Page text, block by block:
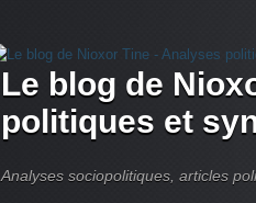
Le blog de
politiques et
Analyses sociopolitiques, articles